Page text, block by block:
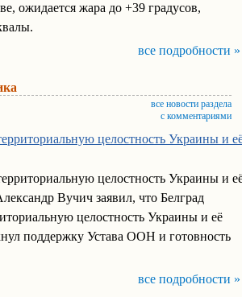
ожидается жара до +39 градусов,
все подробности »
все новости раздела
с комментариями
целостность Украины и
целостность Украины и
Вучич заявил, что Белград
целостность Украины и её
поддержку Устава ООН и готовность
все подробности »